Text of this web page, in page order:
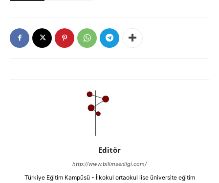
Editör
http://www.bilimsenligi.com/
Türkiye Eğitim Kampüsü - İlkokul ortaokul lise üniversite eğitim